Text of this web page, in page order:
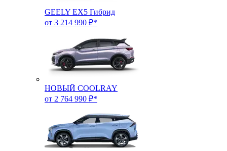
GEELY EX5 Гибрид
от 3 214 990 ₽*
НОВЫЙ COOLRAY
от 2 764 990 ₽*